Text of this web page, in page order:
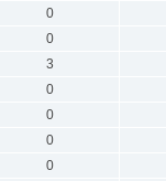
0
0
3
0
0
0
0